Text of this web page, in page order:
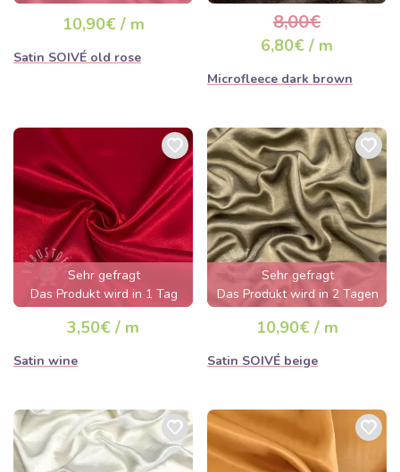
ausverkauft sein
10,90€ / m
Satin SOIVÉ old rose
8,00€
6,80€ / m
Microfleece dark brown
Sehr gefragt
Das Produkt wird in 1 Tag
ausverkauft sein
3,50€ / m
Satin wine
Sehr gefragt
Das Produkt wird in 2 Tagen
ausverkauft sein
10,90€ / m
Satin SOIVÉ beige